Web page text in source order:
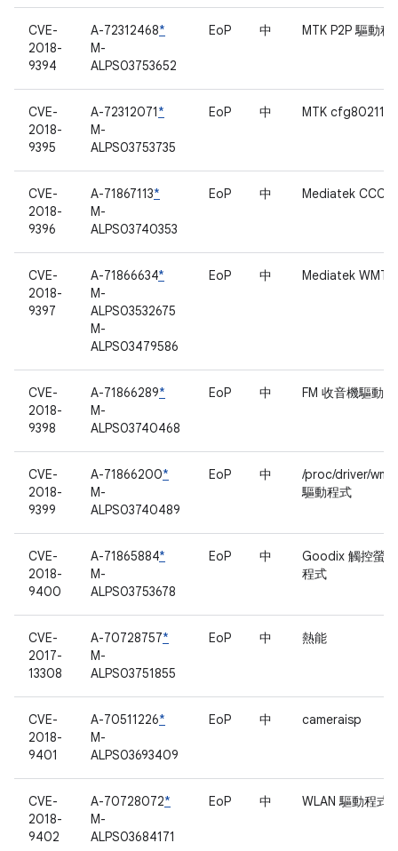
CVE-
2018-
9394
A-72312468*
M-
ALPS03753652
EoP 中 MTK P2P 驅動程
CVE-
2018-
9395
A-72312071*
M-
ALPS03753735
EoP 中 MTK cfg80211
CVE-
2018-
9396
A-71867113*
M-
ALPS03740353
EoP 中 Mediatek CCCI
CVE-
2018-
9397
A-71866634*
M-
ALPS03532675
M-
ALPS03479586
EoP 中 Mediatek WMT
CVE-
2018-
9398
A-71866289*
M-
ALPS03740468
EoP 中 FM 收音機驅動
CVE-
2018-
9399
A-71866200*
M-
ALPS03740489
EoP 中
/proc/driver/
驅動程式
CVE-
2018-
9400
A-71865884*
M-
ALPS03753678
EoP 中
Goodix 觸控螢
程式
CVE-
2017-
13308
A-70728757*
M-
ALPS03751855
EoP 中 熱能
CVE-
2018-
9401
A-70511226*
M-
ALPS03693409
EoP 中 cameraisp
CVE-
2018-
9402
A-70728072*
M-
ALPS03684171
EoP 中 WLAN 驅動程式